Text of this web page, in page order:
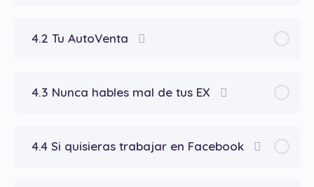
4.2 Tu AutoVenta
4.3 Nunca hables mal de tus EX
4.4 Si quisieras trabajar en Facebook